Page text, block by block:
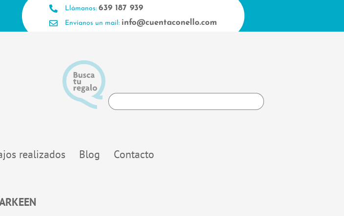
Llámanos: 639 187 939
Envíanos un mail: info@cuentaconello.com
Search
...
realizados Blog Contacto